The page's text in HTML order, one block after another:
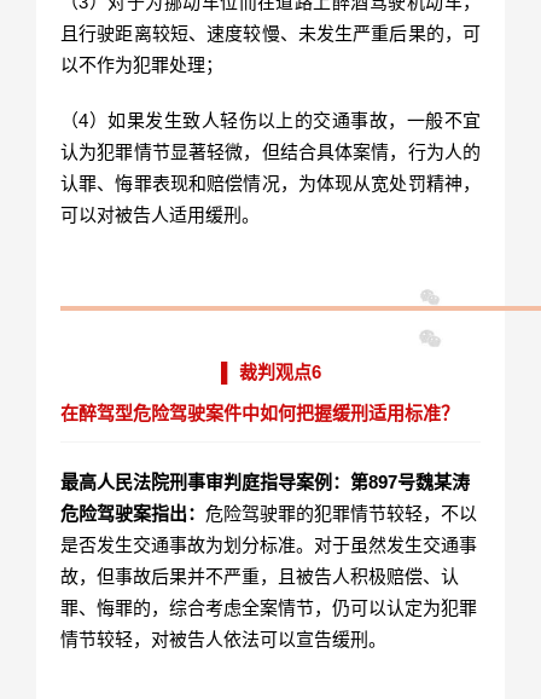
且行驶距离较短、速度较慢、未发生严重后果的，可
以不作为犯罪处理；
（4）如果发生致人轻伤以上的交通事故，一般不宜
认为犯罪情节显著轻微，但结合具体案情，行为人的
认罪、悔罪表现和赔偿情况，为体现从宽处罚精神，
可以对被告人适用缓刑。
▌ 裁判观点6
在醉驾型危险驾驶案件中如何把握缓刑适用标准？
最高人民法院刑事审判庭指导案例：第897号魏某涛
危险驾驶案指出： 危险驾驶罪的犯罪情节较轻，不以
是否发生交通事故为划分标准。对于虽然发生交通事
故，但事故后果并不严重，且被告人积极赔偿、认
罪、悔罪的，综合考虑全案情节，仍可以认定为犯罪
情节较轻，对被告人依法可以宣告缓刑。